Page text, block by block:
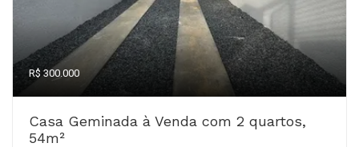
R$ 300.000
Casa Geminada à Venda com 2 quartos,
54m²